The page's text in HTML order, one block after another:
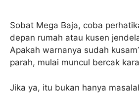
Sobat Mega Baja, coba
depan rumah atau kusen
Apakah warnanya sudah
parah, mulai muncul bercak
Jika ya, itu bukan hanya